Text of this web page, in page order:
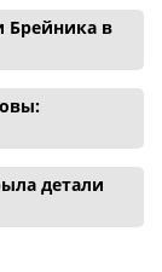
Брейника в
детали